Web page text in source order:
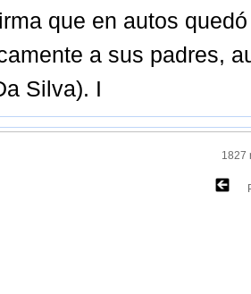
que en autos
a sus padres,
Silva). I
1827